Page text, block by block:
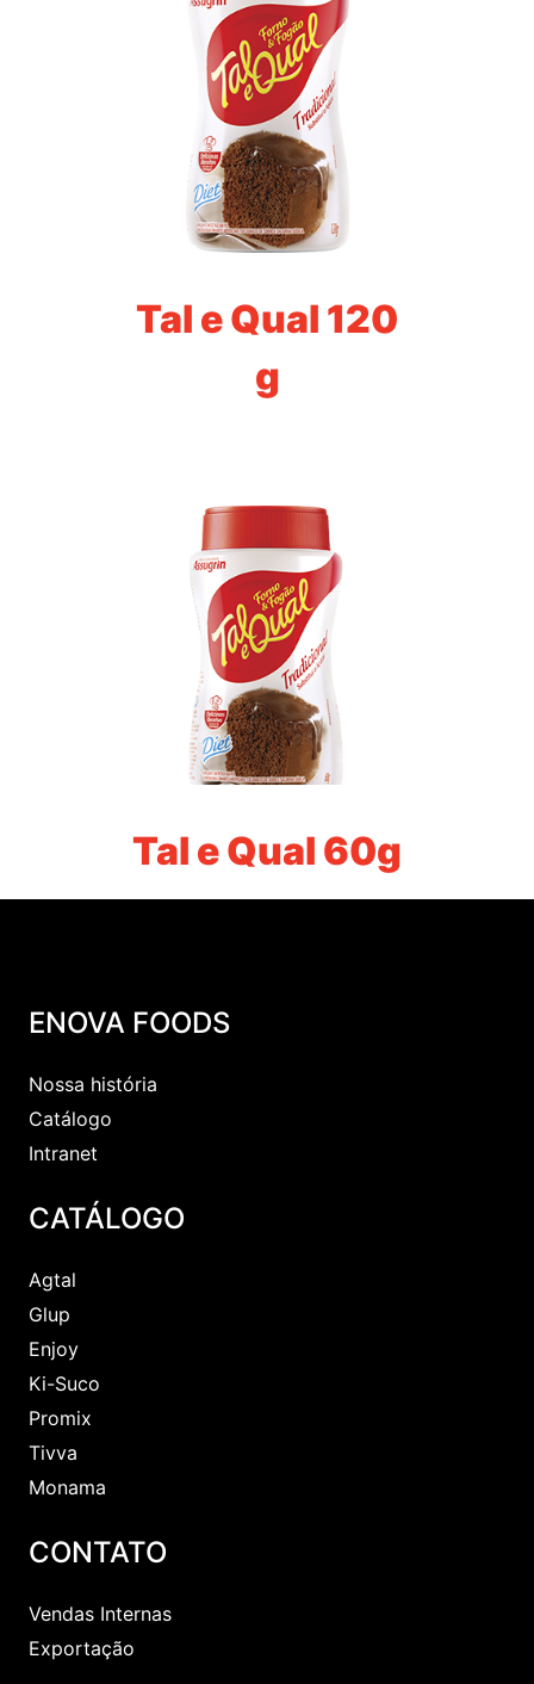
Tal e Qual 120
g
Tal e Qual 60g
ENOVA FOODS
Nossa história
Catálogo
Intranet
CATÁLOGO
Agtal
Glup
Enjoy
Ki-Suco
Promix
Tivva
Monama
CONTATO
Vendas Internas
Exportação